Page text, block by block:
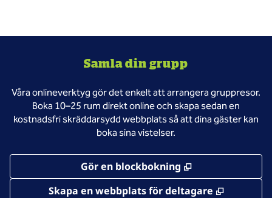
Samla din grupp
Våra onlineverktyg gör det enkelt att arrangera gruppresor.
Boka 10–25 rum direkt online och skapa sedan en
kostnadsfri skräddarsydd webbplats så att dina gäster kan
boka sina vistelser.
Gör en blockbokning ,
Skapa en webbplats för deltagare
,